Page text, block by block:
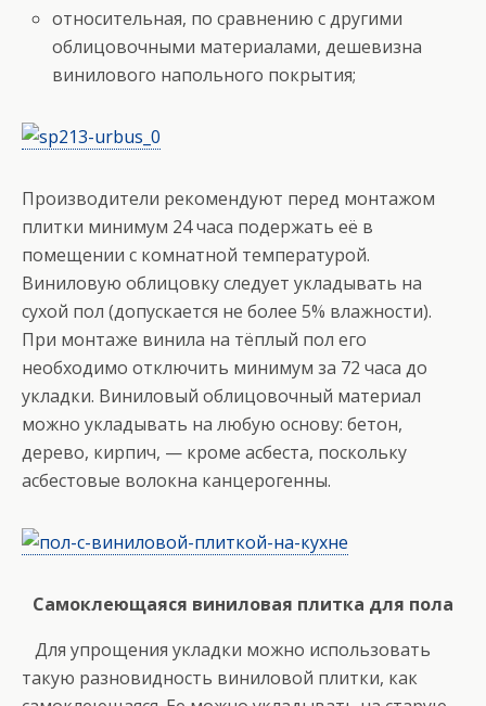
относительная, по сравнению с другими
облицовочными материалами, дешевизна
винилового напольного покрытия;
Производители рекомендуют перед монтажом
плитки минимум 24 часа подержать её в
помещении с комнатной температурой.
Виниловую облицовку следует укладывать на
сухой пол (допускается не более 5% влажности).
При монтаже винила на тёплый пол его
необходимо отключить минимум за 72 часа до
укладки. Виниловый облицовочный материал
можно укладывать на любую основу: бетон,
дерево, кирпич, — кроме асбеста, поскольку
асбестовые волокна канцерогенны.
Самоклеющаяся виниловая плитка для пола
Для упрощения укладки можно использовать
такую разновидность виниловой плитки, как